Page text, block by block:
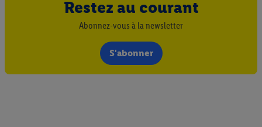
Restez au courant
Abonnez-vous à la newsletter
S'abonner